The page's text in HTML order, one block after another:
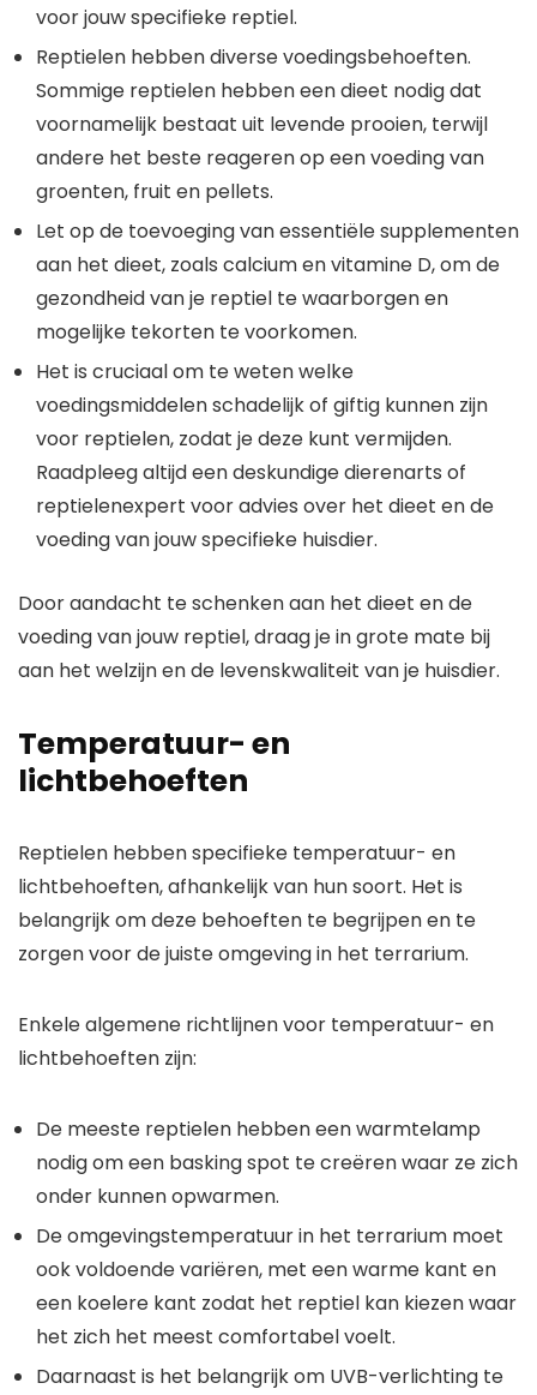
voor jouw specifieke reptiel.
Reptielen hebben diverse voedingsbehoeften.
Sommige reptielen hebben een dieet nodig dat
voornamelijk bestaat uit levende prooien, terwijl
andere het beste reageren op een voeding van
groenten, fruit en pellets.
Let op de toevoeging van essentiële supplementen
aan het dieet, zoals calcium en vitamine D, om de
gezondheid van je reptiel te waarborgen en
mogelijke tekorten te voorkomen.
Het is cruciaal om te weten welke
voedingsmiddelen schadelijk of giftig kunnen zijn
voor reptielen, zodat je deze kunt vermijden.
Raadpleeg altijd een deskundige dierenarts of
reptielenexpert voor advies over het dieet en de
voeding van jouw specifieke huisdier.
Door aandacht te schenken aan het dieet en de
voeding van jouw reptiel, draag je in grote mate bij
aan het welzijn en de levenskwaliteit van je huisdier.
Temperatuur- en
lichtbehoeften
Reptielen hebben specifieke temperatuur- en
lichtbehoeften, afhankelijk van hun soort. Het is
belangrijk om deze behoeften te begrijpen en te
zorgen voor de juiste omgeving in het terrarium.
Enkele algemene richtlijnen voor temperatuur- en
lichtbehoeften zijn:
De meeste reptielen hebben een warmtelamp
nodig om een basking spot te creëren waar ze zich
onder kunnen opwarmen.
De omgevingstemperatuur in het terrarium moet
ook voldoende variëren, met een warme kant en
een koelere kant zodat het reptiel kan kiezen waar
het zich het meest comfortabel voelt.
Daarnaast is het belangrijk om UVB-verlichting te